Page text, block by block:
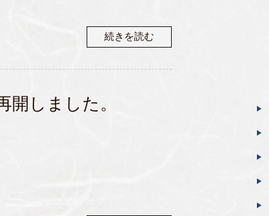
続きを読む
開しました。